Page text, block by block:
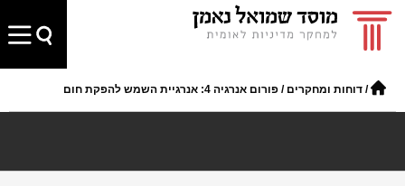
/ דוחות ומחקרים / פורום אנרגיה 4: אנרגיית השמש להפקת חום